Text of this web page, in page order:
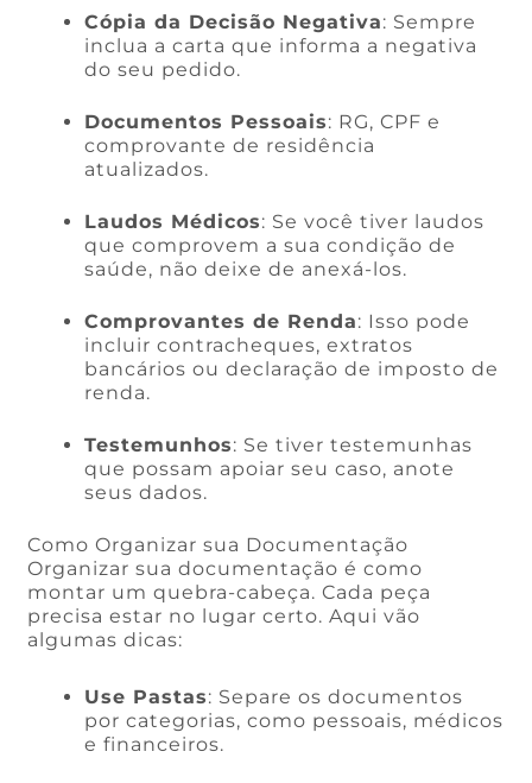
Cópia da Decisão Negativa: Sempre
inclua a carta que informa a negativa
do seu pedido.
Documentos Pessoais: RG, CPF e
comprovante de residência
atualizados.
Laudos Médicos: Se você tiver laudos
que comprovem a sua condição de
saúde, não deixe de anexá-los.
Comprovantes de Renda: Isso pode
incluir contracheques, extratos
bancários ou declaração de imposto de
renda.
Testemunhos: Se tiver testemunhas
que possam apoiar seu caso, anote
seus dados.
Como Organizar sua Documentação
Organizar sua documentação é como
montar um quebra-cabeça. Cada peça
precisa estar no lugar certo. Aqui vão
algumas dicas:
Use Pastas: Separe os documentos
por categorias, como pessoais, médicos
e financeiros.